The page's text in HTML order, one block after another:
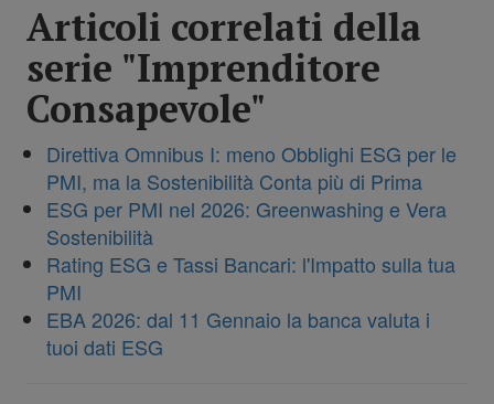
Articoli correlati della
serie "Imprenditore
Consapevole"
Direttiva Omnibus I: meno Obblighi ESG per le
PMI, ma la Sostenibilità Conta più di Prima
ESG per PMI nel 2026: Greenwashing e Vera
Sostenibilità
Rating ESG e Tassi Bancari: l'Impatto sulla tua
PMI
EBA 2026: dal 11 Gennaio la banca valuta i
tuoi dati ESG